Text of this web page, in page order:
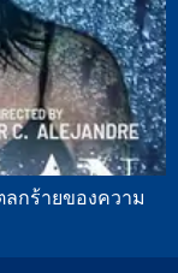
กร้ายของความ